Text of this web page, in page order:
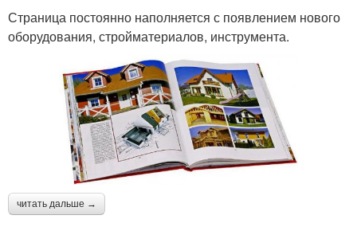
Страница постоянно наполняется с появлением нового
оборудования, стройматериалов, инструмента.
читать дальше →